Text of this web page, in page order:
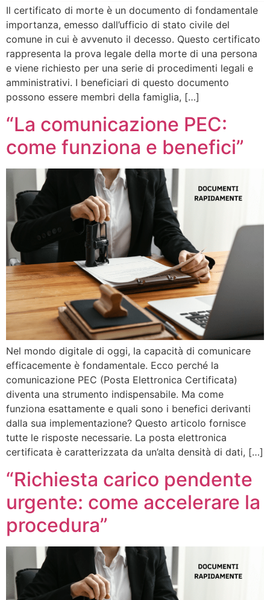
Il certificato di morte è un documento di fondamentale
importanza, emesso dall’ufficio di stato civile del
comune in cui è avvenuto il decesso. Questo certificato
rappresenta la prova legale della morte di una persona
e viene richiesto per una serie di procedimenti legali e
amministrativi. I beneficiari di questo documento
possono essere membri della famiglia, […]
“La comunicazione PEC:
come funziona e benefici”
Nel mondo digitale di oggi, la capacità di comunicare
efficacemente è fondamentale. Ecco perché la
comunicazione PEC (Posta Elettronica Certificata)
diventa una strumento indispensabile. Ma come
funziona esattamente e quali sono i benefici derivanti
dalla sua implementazione? Questo articolo fornisce
tutte le risposte necessarie. La posta elettronica
certificata è caratterizzata da un’alta densità di dati, […]
“Richiesta carico pendente
urgente: come accelerare la
procedura”